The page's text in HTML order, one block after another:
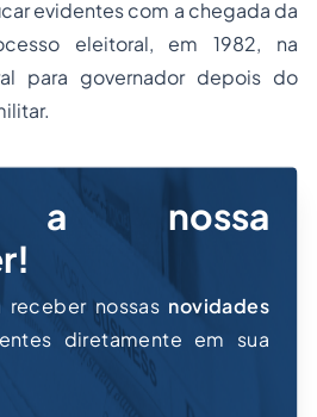
evidentes com a chegada da
eleitoral, em 1982, na
para governador depois do
a nossa
nossas novidades
diretamente em sua